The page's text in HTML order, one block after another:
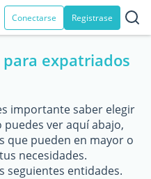
Conectarse Registrase
para expatriados
importante saber elegir
ver aquí abajo,
que pueden en mayor o
necesidades.
seguientes entidades.